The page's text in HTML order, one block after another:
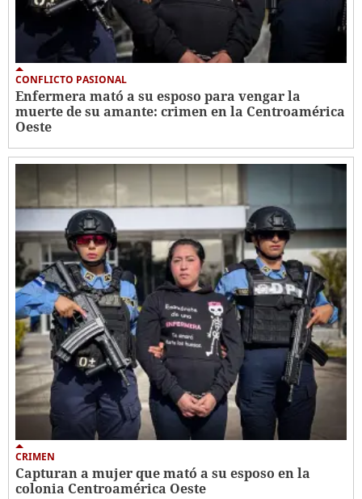
CONFLICTO PASIONAL
Enfermera mató a su esposo para vengar la
muerte de su amante: crimen en la Centroamérica
Oeste
CRIMEN
Capturan a mujer que mató a su esposo en la
colonia Centroamérica Oeste